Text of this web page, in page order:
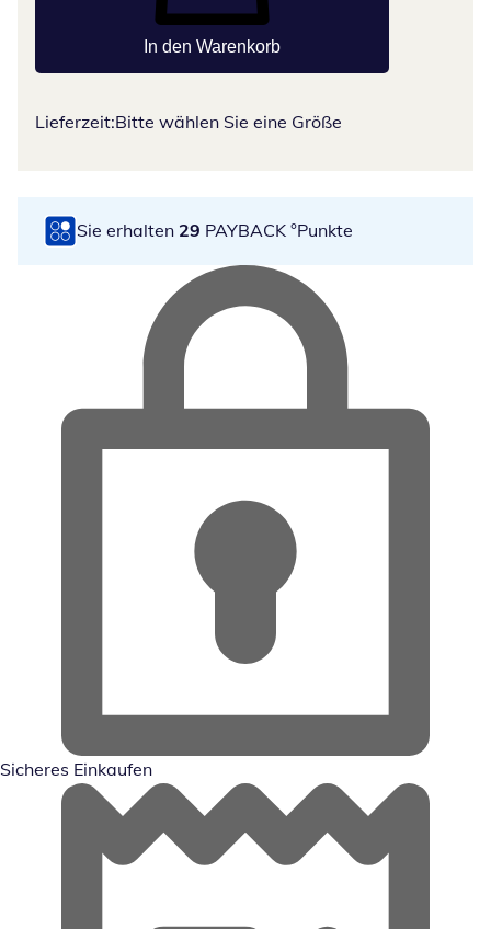
In den Warenkorb
Lieferzeit:Bitte wählen Sie eine Größe
Sie erhalten 29 PAYBACK °Punkte
Sicheres Einkaufen